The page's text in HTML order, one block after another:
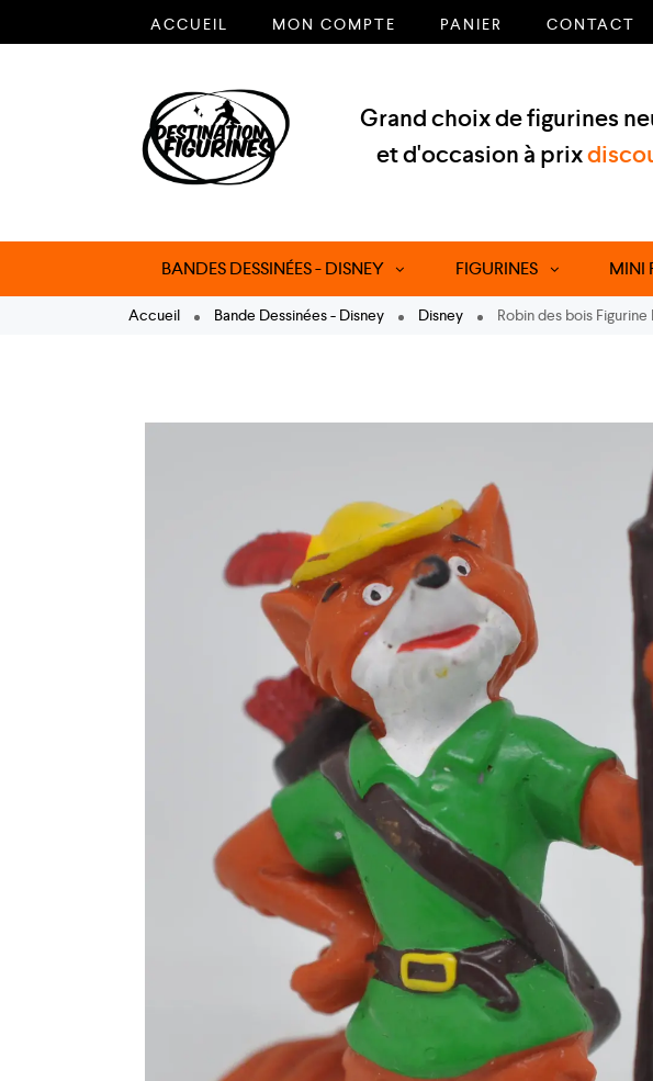
ACCUEIL MON COMPTE PANIER CONTACT
Grand choix de figurines
et d'occasion à prix
BANDES DESSINÉES - DISNEY FIGURINES MINI
Accueil Bande Dessinées - Disney Disney Robin des bois